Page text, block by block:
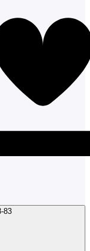
+7 (812) 992-63-83